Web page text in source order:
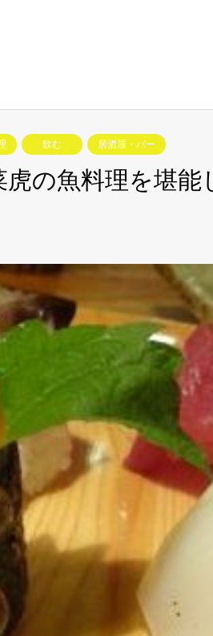
飲む 居酒屋・バー
の魚料理を堪能